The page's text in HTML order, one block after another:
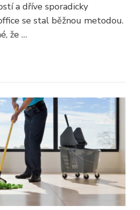
a dříve sporadicky
se stal běžnou metodou.
že …